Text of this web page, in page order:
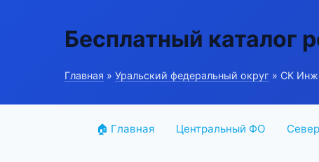
Бесплатный каталог
Главная » Уральский федеральный округ » СК
🏠 Главная Центральный ФО